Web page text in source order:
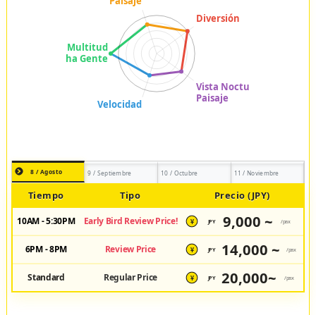
8 / Agosto 9 / Septiembre 10 / Octubre 11 / Noviembre
Tiempo Tipo Precio (JPY)
10AM - 5:30PM Early Bird Review Price! ¥ JPY 9,000 ~ /pax
6PM - 8PM Review Price ¥ JPY 14,000 ~ /pax
Standard Regular Price ¥ JPY 20,000~ /pax